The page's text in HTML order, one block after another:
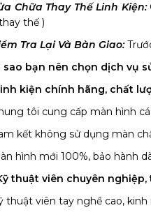
Chữa Thay Thế Linh Kiện:
thế )
Tra Lại Và Bàn Giao:
sao bạn nên chọn dịch vụ
kiện chính hãng, chất
tôi cung cấp màn hình
kết không sử dụng màn
hình mới 100%, bảo hành
thuật viên chuyên nghiệp,
thuật viên tay nghề cao,